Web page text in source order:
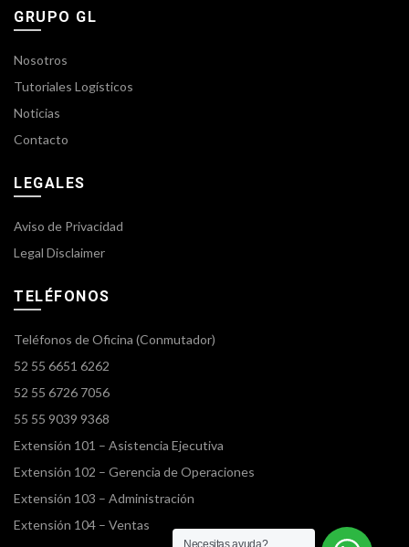
GRUPO GL
Nosotros
Tutoriales Logísticos
Noticias
Contacto
LEGALES
Aviso de Privacidad
Legal Disclaimer
TELÉFONOS
Teléfonos de Oficina (Conmutador)
52 55 6651 6262
52 55 6726 7056
55 55 9039 9368
Extensión 101 – Asistencia Ejecutiva
Extensión 102 – Gerencia de Operaciones
Extensión 103 – Administración
Extensión 104 – Ventas
Necesitas ayuda?